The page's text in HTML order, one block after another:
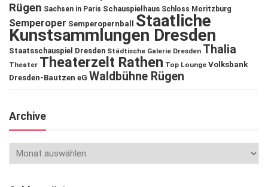
Rügen Sachsen in Paris Schauspielhaus Schloss Moritzburg
Semperoper Semperopernball Staatliche
Kunstsammlungen Dresden
Staatsschauspiel Dresden Städtische Galerie Dresden Thalia
Theater Theaterzelt Rathen Top Lounge Volksbank
Dresden-Bautzen eG Waldbühne Rügen
Archive